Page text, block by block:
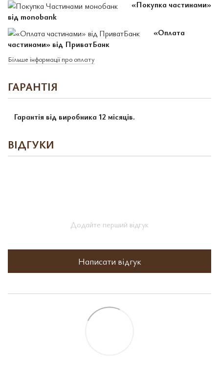
«Покупка частинами»
від monobank
«Оплата
частинами» від ПриватБанк
Більше інформації про оплату
ГАРАНТІЯ
Гарантія від виробника 12 місяців.
ВІДГУКИ
Додайте перший відгук
Написати відгук